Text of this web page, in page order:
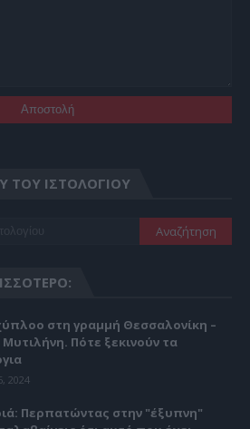
ΤΟΥ ΙΣΤΟΛΟΓΊΟΥ
στη γραμμή Θεσσαλονίκη –
Πότε ξεκινούν τα
2024
Περπατώντας στην "έξυπνη"